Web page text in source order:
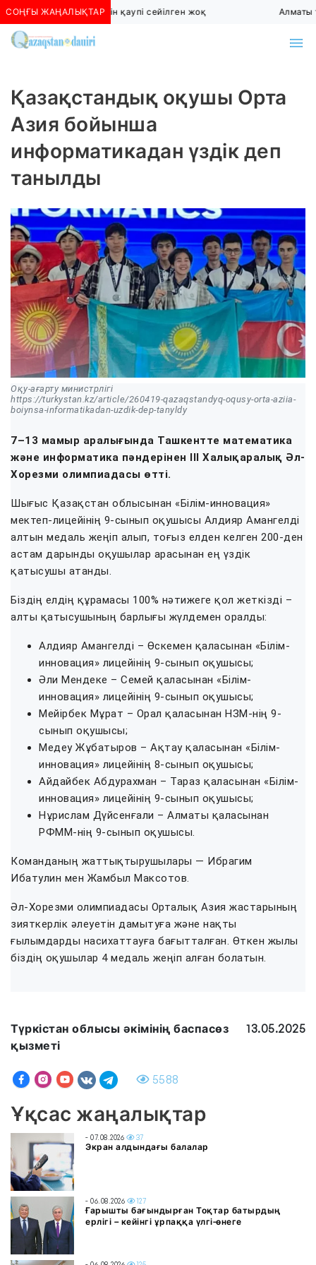
СОҢҒЫ ЖАҢАЛЫҚТАР
Алматыда көшкін қаупі сейілген жоқ Алматы
Қазақстандық оқушы Орта
Азия бойынша
информатикадан үздік деп
танылды
Оқу-ағарту министрлігі
https://turkystan.kz/article/260419-qazaqstandyq-oqusy-orta-aziia-
boiynsa-informatikadan-uzdik-dep-tanyldy
7–13 мамыр аралығында Ташкентте математика
және информатика пәндерінен III Халықаралық Әл-
Хорезми олимпиадасы өтті.
Шығыс Қазақстан облысынан «Білім-инновация»
мектеп-лицейінің 9-сынып оқушысы Алдияр Амангелді
алтын медаль жеңіп алып, тоғыз елден келген 200-ден
астам дарынды оқушылар арасынан ең үздік
қатысушы атанды.
Біздің елдің құрамасы 100% нәтижеге қол жеткізді –
алты қатысушының барлығы жүлдемен оралды:
Алдияр Амангелді – Өскемен қаласынан «Білім-
инновация» лицейінің 9-сынып оқушысы;
Әли Мендеке – Семей қаласынан «Білім-
инновация» лицейінің 9-сынып оқушысы;
Мейірбек Мұрат – Орал қаласынан НЗМ-нің 9-
сынып оқушысы;
Медеу Жұбатыров – Ақтау қаласынан «Білім-
инновация» лицейінің 8-сынып оқушысы;
Айдайбек Абдурахман – Тараз қаласынан «Білім-
инновация» лицейінің 9-сынып оқушысы;
Нұрислам Дүйсенғали – Алматы қаласынан
РФММ-нің 9-сынып оқушысы.
Команданың жаттықтырушылары — Ибрагим
Ибатулин мен Жамбыл Максотов.
Әл-Хорезми олимпиадасы Орталық Азия жастарының
зияткерлік әлеуетін дамытуға және нақты
ғылымдарды насихаттауға бағытталған. Өткен жылы
біздің оқушылар 4 медаль жеңіп алған болатын.
Түркістан облысы әкімінің баспасөз
қызметі
13.05.2025
5588
Ұқсас жаңалықтар
- 07.08.2026 37
Экран алдындағы балалар
- 06.08.2026 127
Ғарышты бағындырған Тоқтар батырдың
ерлігі – кейінгі ұрпаққа үлгі-өнеге